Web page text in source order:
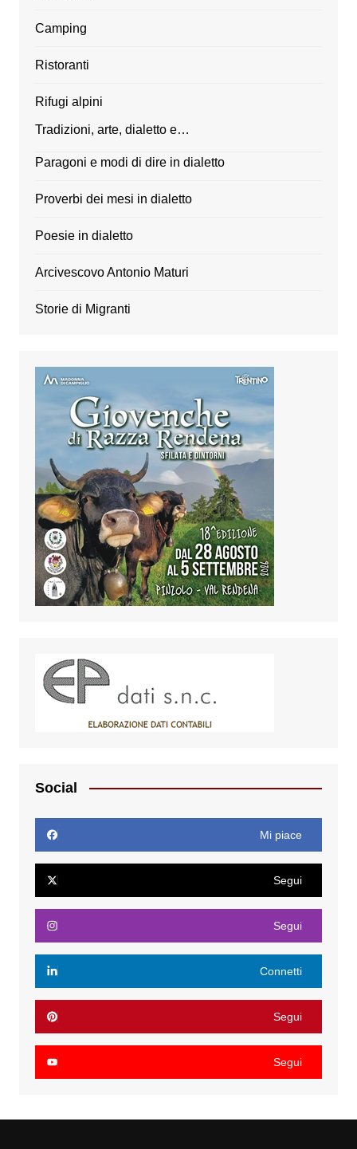
Camping
Ristoranti
Rifugi alpini
Tradizioni, arte, dialetto e…
Paragoni e modi di dire in dialetto
Proverbi dei mesi in dialetto
Poesie in dialetto
Arcivescovo Antonio Maturi
Storie di Migranti
Social
Mi piace
Segui
Segui
Connetti
Segui
Segui